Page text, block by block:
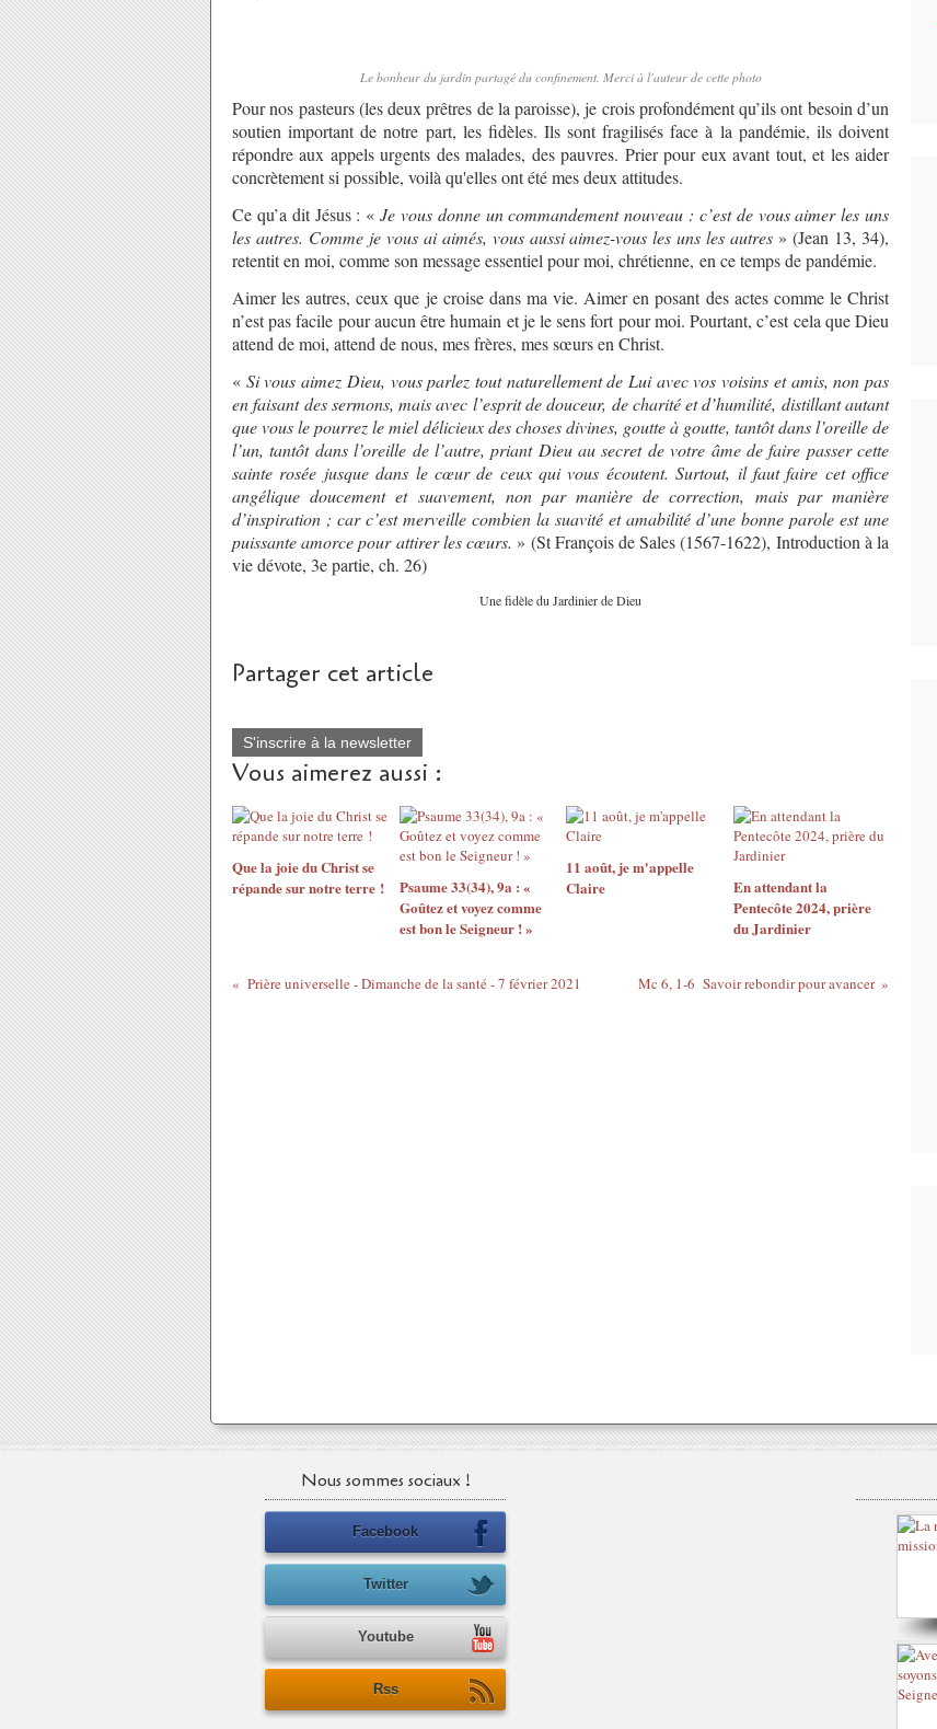
Le bonheur du jardin partagé du confinement. Merci à l'auteur de cette photo
Pour nos pasteurs (les deux prêtres de la paroisse), je crois profondément qu’ils ont besoin d’un
soutien important de notre part, les fidèles. Ils sont fragilisés face à la pandémie, ils doivent
répondre aux appels urgents des malades, des pauvres. Prier pour eux avant tout, et les aider
concrètement si possible, voilà qu'elles ont été mes deux attitudes.
Ce qu’a dit Jésus : « Je vous donne un commandement nouveau : c’est de vous aimer les uns
les autres. Comme je vous ai aimés, vous aussi aimez-vous les uns les autres » (Jean 13, 34),
retentit en moi, comme son message essentiel pour moi, chrétienne, en ce temps de pandémie.
Aimer les autres, ceux que je croise dans ma vie. Aimer en posant des actes comme le Christ
n’est pas facile pour aucun être humain et je le sens fort pour moi. Pourtant, c’est cela que Dieu
attend de moi, attend de nous, mes frères, mes sœurs en Christ.
« Si vous aimez Dieu, vous parlez tout naturellement de Lui avec vos voisins et amis, non pas
en faisant des sermons, mais avec l’esprit de douceur, de charité et d’humilité, distillant autant
que vous le pourrez le miel délicieux des choses divines, goutte à goutte, tantôt dans l’oreille de
l’un, tantôt dans l’oreille de l’autre, priant Dieu au secret de votre âme de faire passer cette
sainte rosée jusque dans le cœur de ceux qui vous écoutent. Surtout, il faut faire cet office
angélique doucement et suavement, non par manière de correction, mais par manière
d’inspiration ; car c’est merveille combien la suavité et amabilité d’une bonne parole est une
puissante amorce pour attirer les cœurs. » (St François de Sales (1567-1622), Introduction à la
vie dévote, 3e partie, ch. 26)
Une fidèle du Jardinier de Dieu
Partager cet article
S'inscrire à la newsletter
Vous aimerez aussi :
Que la joie du Christ se
répande sur notre terre !
Psaume 33(34), 9a : «
Goûtez et voyez comme
est bon le Seigneur ! »
11 août, je m'appelle
Claire
En attendant la
Pentecôte 2024, prière
du Jardinier
Prière universelle - Dimanche de la santé - 7 février 2021 Mc 6, 1-6 Savoir rebondir pour avancer
Nous sommes sociaux !
Facebook
Twitter
Youtube
Rss